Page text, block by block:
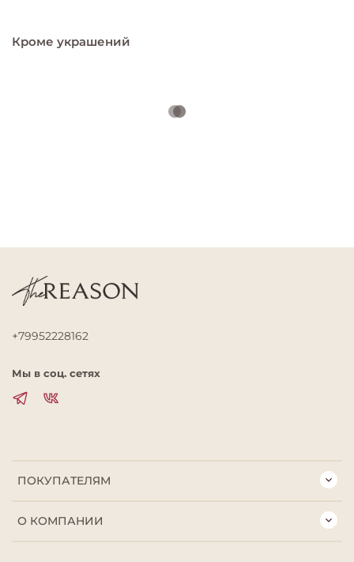
Кроме украшений
ПОКУПАТЕЛЯМ
О КОМПАНИИ
+79952228162
Мы в соц. сетях